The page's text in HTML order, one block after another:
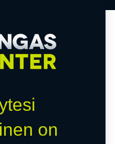
BUDGET
on